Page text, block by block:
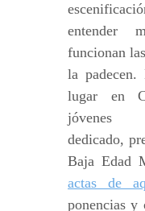
entender
funcionan
la
lugar en
dedicado,
Baja Edad
actas de
ponencias y